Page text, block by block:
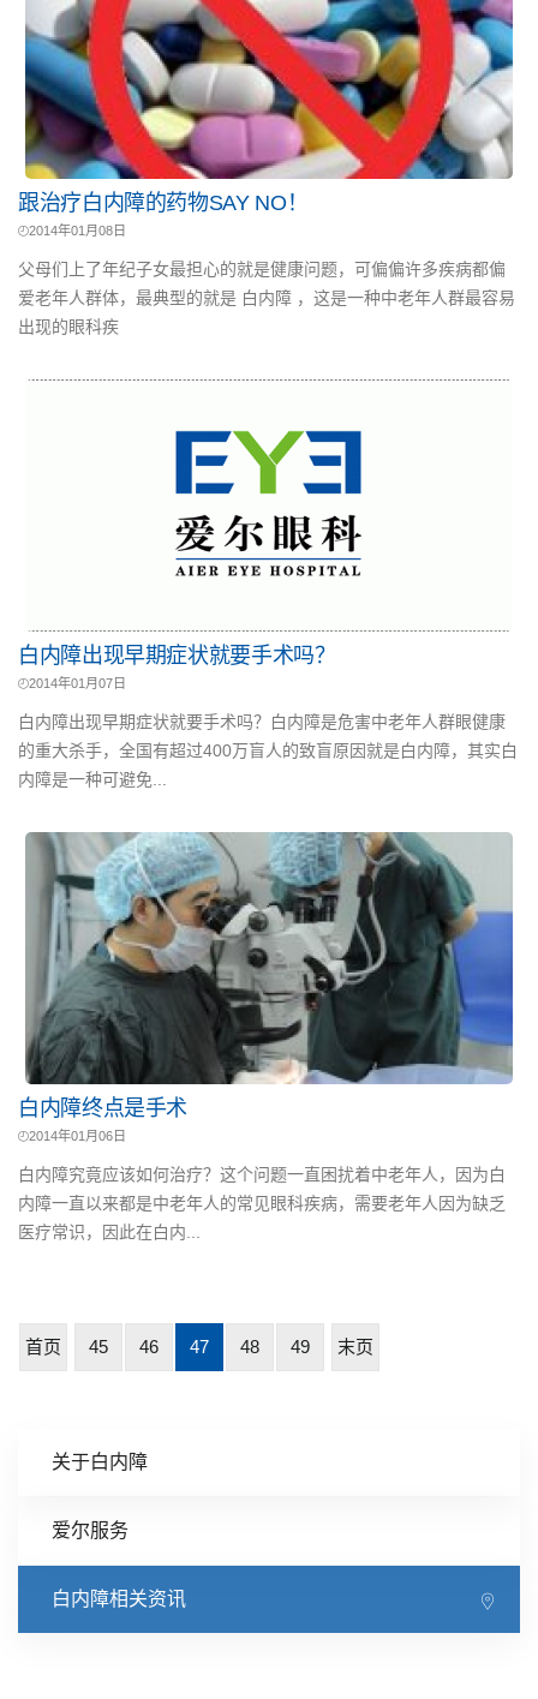
关于白内障
爱尔服务
白内障相关资讯
跟治疗白内障的药物SAY NO！
2014年01月08日
父母们上了年纪子女最担心的就是健康问题，可偏偏许多疾病都偏
爱老年人群体，最典型的就是 白内障 ，这是一种中老年人群最容易
出现的眼科疾
白内障出现早期症状就要手术吗？
2014年01月07日
白内障出现早期症状就要手术吗？白内障是危害中老年人群眼健康
的重大杀手，全国有超过400万盲人的致盲原因就是白内障，其实白
内障是一种可避免...
白内障终点是手术
2014年01月06日
白内障究竟应该如何治疗？这个问题一直困扰着中老年人，因为白
内障一直以来都是中老年人的常见眼科疾病，需要老年人因为缺乏
医疗常识，因此在白内...
首页 45 46 47 48 49 末页